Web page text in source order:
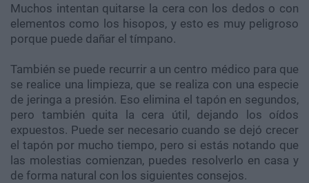
Muchos intentan quitarse la cera con los dedos o con
elementos como los hisopos, y esto es muy peligroso
porque puede dañar el tímpano.
También se puede recurrir a un centro médico para que
se realice una limpieza, que se realiza con una especie
de jeringa a presión. Eso elimina el tapón en segundos,
pero también quita la cera útil, dejando los oídos
expuestos. Puede ser necesario cuando se dejó crecer
el tapón por mucho tiempo, pero si estás notando que
las molestias comienzan, puedes resolverlo en casa y
de forma natural con los siguientes consejos.